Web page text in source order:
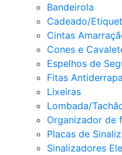
Bandeirola
Cadeado/
Cintas
Cones e
Espelhos de
Fitas
Lixeiras
Lombada/
Organizador de
Placas de
Sinalizadores